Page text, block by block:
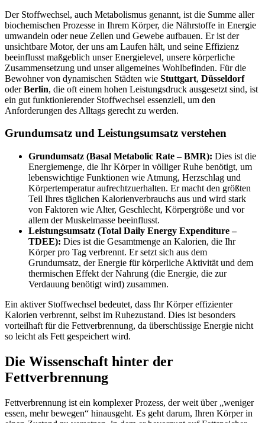
Der Stoffwechsel, auch Metabolismus genannt, ist die Summe aller
biochemischen Prozesse in Ihrem Körper, die Nährstoffe in Energie
umwandeln oder neue Zellen und Gewebe aufbauen. Er ist der
unsichtbare Motor, der uns am Laufen hält, und seine Effizienz
beeinflusst maßgeblich unser Energielevel, unsere körperliche
Zusammensetzung und unser allgemeines Wohlbefinden. Für die
Bewohner von dynamischen Städten wie Stuttgart, Düsseldorf
oderBerlin, die oft einem hohen Leistungsdruck ausgesetzt sind, ist
ein gut funktionierender Stoffwechsel essenziell, um den
Anforderungen des Alltags gerecht zu werden.
Grundumsatz und Leistungsumsatz verstehen
Grundumsatz (Basal Metabolic Rate – BMR): Dies ist die
Energiemenge, die Ihr Körper in völliger Ruhe benötigt, um
lebenswichtige Funktionen wie Atmung, Herzschlag und
Körpertemperatur aufrechtzuerhalten. Er macht den größten
Teil Ihres täglichen Kalorienverbrauchs aus und wird stark
von Faktoren wie Alter, Geschlecht, Körpergröße und vor
allem der Muskelmasse beeinflusst.
Leistungsumsatz (Total Daily Energy Expenditure –
TDEE): Dies ist die Gesamtmenge an Kalorien, die Ihr
Körper pro Tag verbrennt. Er setzt sich aus dem
Grundumsatz, der Energie für körperliche Aktivität und dem
thermischen Effekt der Nahrung (die Energie, die zur
Verdauung benötigt wird) zusammen.
Ein aktiver Stoffwechsel bedeutet, dass Ihr Körper effizienter
Kalorien verbrennt, selbst im Ruhezustand. Dies ist besonders
vorteilhaft für die Fettverbrennung, da überschüssige Energie nicht
so leicht als Fett gespeichert wird.
Die Wissenschaft hinter der
Fettverbrennung
Fettverbrennung ist ein komplexer Prozess, der weit über „weniger
essen, mehr bewegen“ hinausgeht. Es geht darum, Ihren Körper in